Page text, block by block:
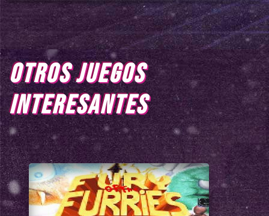
OTROS JUEGOS
INTERESANTES